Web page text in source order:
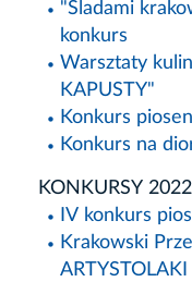
"Śladami
konkurs
Warsztaty
KAPUSTY"
Konkurs
Konkurs na
KONKURSY
IV konkurs
Krakowski
ARTYSTOLAKI